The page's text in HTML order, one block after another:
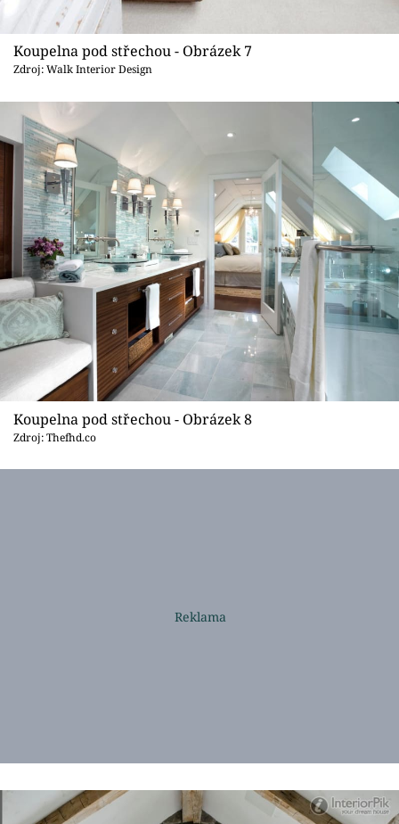
Koupelna pod střechou - Obrázek 7
Zdroj: Walk Interior Design
Koupelna pod střechou - Obrázek 8
Zdroj: Thefhd.co